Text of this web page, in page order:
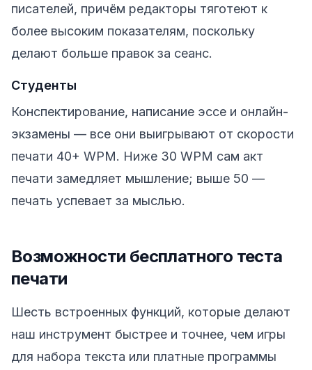
писателей, причём редакторы тяготеют к
более высоким показателям, поскольку
делают больше правок за сеанс.
Студенты
Конспектирование, написание эссе и онлайн-
экзамены — все они выигрывают от скорости
печати 40+ WPM. Ниже 30 WPM сам акт
печати замедляет мышление; выше 50 —
печать успевает за мыслью.
Возможности бесплатного теста
печати
Шесть встроенных функций, которые делают
наш инструмент быстрее и точнее, чем игры
для набора текста или платные программы